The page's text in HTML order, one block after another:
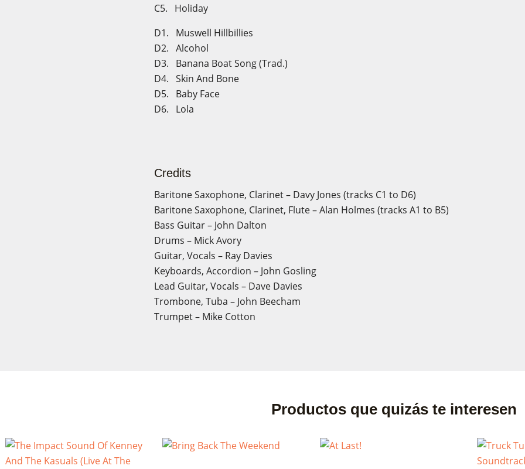
C5. Holiday
D1. Muswell Hillbillies
D2. Alcohol
D3. Banana Boat Song (Trad.)
D4. Skin And Bone
D5. Baby Face
D6. Lola
Credits
Baritone Saxophone, Clarinet – Davy Jones (tracks C1 to D6)
Baritone Saxophone, Clarinet, Flute – Alan Holmes (tracks A1 to B5)
Bass Guitar – John Dalton
Drums – Mick Avory
Guitar, Vocals – Ray Davies
Keyboards, Accordion – John Gosling
Lead Guitar, Vocals – Dave Davies
Trombone, Tuba – John Beecham
Trumpet – Mike Cotton
Productos que quizás te interesen
Iniciar sesión